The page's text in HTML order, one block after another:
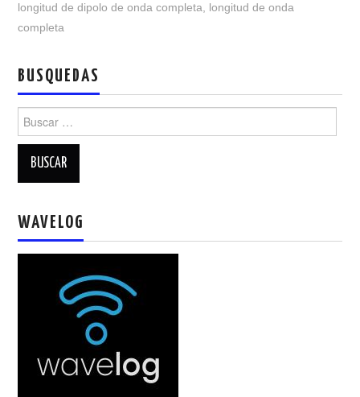
SOLICITUD DE INGRESO
SOTA Y POTA
W5WIN
AUTENTIFICACIÓN DE MIEMBROS DEL
MUMLA APP ( MUY FÁCIL )
longitud de dipolo de onda completa, longitud de onda
completa
BUSQUEDAS
Buscar:
WAVELOG